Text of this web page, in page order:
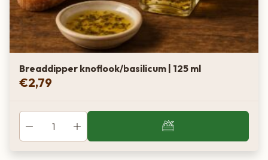
Breaddipper knoflook/basilicum | 125 ml
€2,79